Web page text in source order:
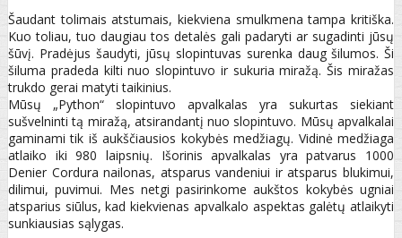
Šaudant tolimais atstumais, kiekviena smulkmena tampa kritiška.
Kuo toliau, tuo daugiau tos detalės gali padaryti ar sugadinti jūsų
šūvį. Pradėjus šaudyti, jūsų slopintuvas surenka daug šilumos. Ši
šiluma pradeda kilti nuo slopintuvo ir sukuria miražą. Šis miražas
trukdo gerai matyti taikinius.
Mūsų „Python“ slopintuvo apvalkalas yra sukurtas siekiant
sušvelninti tą miražą, atsirandantį nuo slopintuvo. Mūsų apvalkalai
gaminami tik iš aukščiausios kokybės medžiagų. Vidinė medžiaga
atlaiko iki 980 laipsnių. Išorinis apvalkalas yra patvarus 1000
Denier Cordura nailonas, atsparus vandeniui ir atsparus blukimui,
dilimui, puvimui. Mes netgi pasirinkome aukštos kokybės ugniai
atsparius siūlus, kad kiekvienas apvalkalo aspektas galėtų atlaikyti
sunkiausias sąlygas.